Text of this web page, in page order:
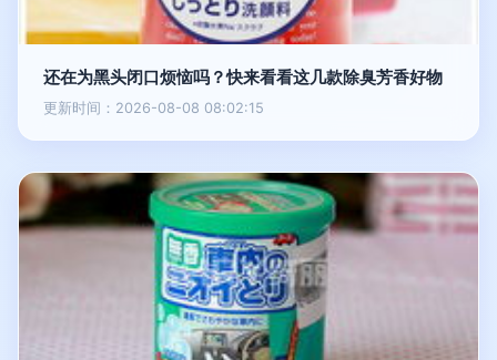
还在为黑头闭口烦恼吗？快来看看这几款除臭芳香好物
更新时间：2026-08-08 08:02:15